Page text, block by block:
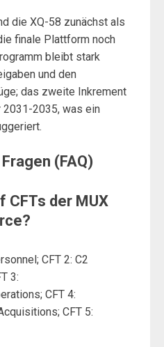
die XQ-58 zunächst als
finale Plattform noch
bleibt stark
und den
das zweite Inkrement
2035, was ein
(FAQ)
CFTs der MUX
CFT 2: C2
3:
CFT 4:
CFT 5: